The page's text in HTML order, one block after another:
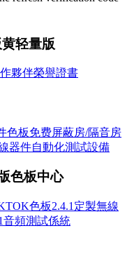
轻量版
夥伴榮譽證書
色板免费屏蔽房/隔音房
器件自動化測試設備
色板中心
色板2.4.1定製無線
音頻測試係統